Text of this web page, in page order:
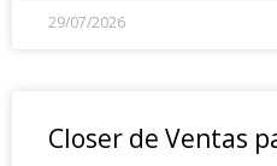
29/07/2026
Closer de Ventas